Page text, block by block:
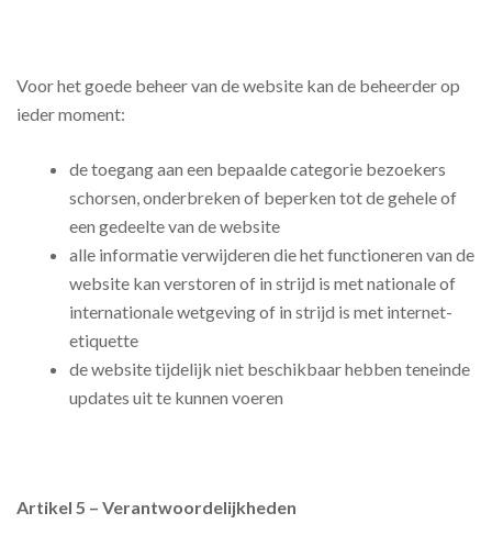
Voor het goede beheer van de website kan de beheerder op
ieder moment:
de toegang aan een bepaalde categorie bezoekers
schorsen, onderbreken of beperken tot de gehele of
een gedeelte van de website
alle informatie verwijderen die het functioneren van de
website kan verstoren of in strijd is met nationale of
internationale wetgeving of in strijd is met internet-
etiquette
de website tijdelijk niet beschikbaar hebben teneinde
updates uit te kunnen voeren
Artikel 5 – Verantwoordelijkheden